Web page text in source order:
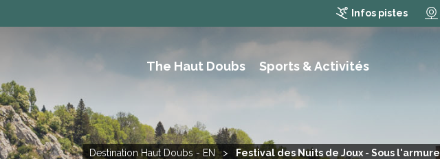
Infos pistes
The Haut Doubs Sports & Activités
Destination Haut Doubs - EN > Festival des Nuits de Joux - Sous l'armure